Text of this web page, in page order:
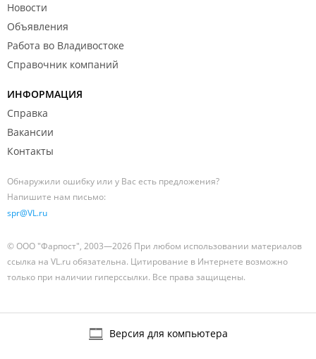
Новости
Объявления
Работа во Владивостоке
Справочник компаний
ИНФОРМАЦИЯ
Справка
Вакансии
Контакты
Обнаружили ошибку или у Вас есть предложения?
Напишите нам письмо:
spr@VL.ru
© ООО "Фарпост", 2003—2026 При любом использовании материалов
ссылка на VL.ru обязательна. Цитирование в Интернете возможно
только при наличии гиперссылки. Все права защищены.
Версия для компьютера